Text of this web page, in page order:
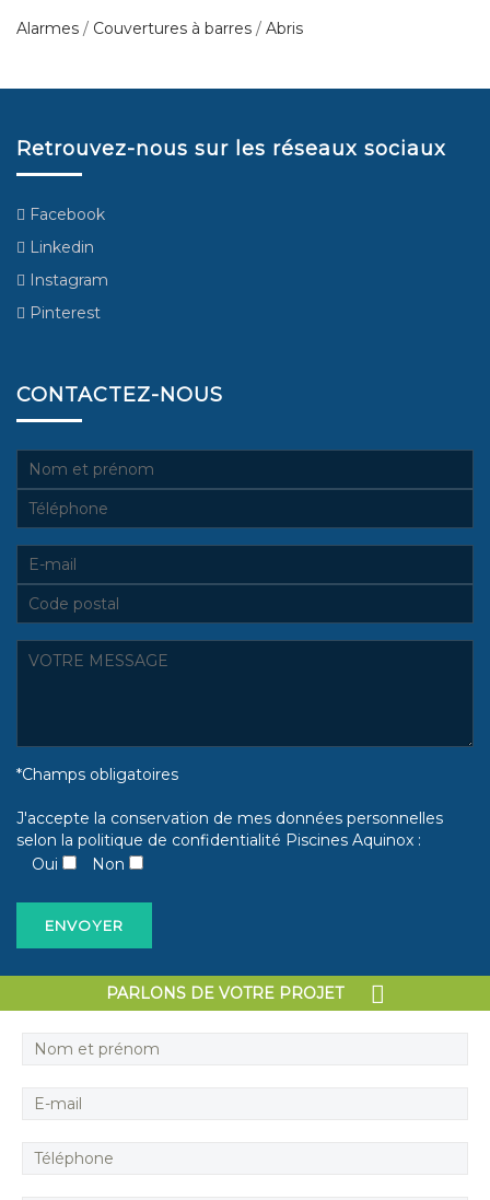
Alarmes / Couvertures à barres / Abris
Retrouvez-nous sur les réseaux sociaux
Facebook
Linkedin
Instagram
Pinterest
CONTACTEZ-NOUS
*Champs obligatoires
J'accepte la conservation de mes données personnelles
selon la politique de confidentialité Piscines Aquinox :
Oui
Non
Copyright © 2026 Aquinox -
Générales de Vente
PARLONS DE VOTRE PROJET